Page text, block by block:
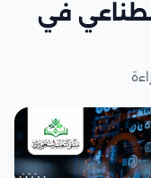
في